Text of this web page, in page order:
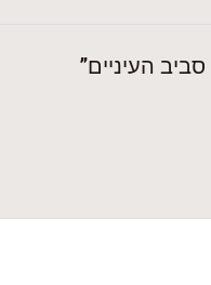
העיניים”